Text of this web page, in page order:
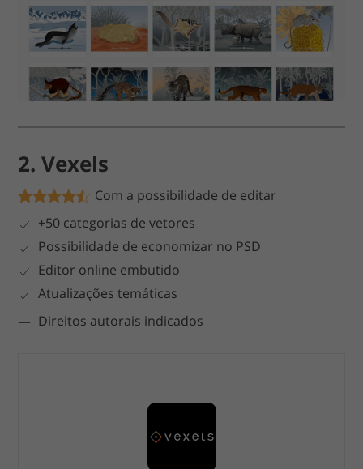
2. Vexels
Com a possibilidade de editar
+50 categorias de vetores
Possibilidade de economizar no PSD
Editor online embutido
Atualizações temáticas
Direitos autorais indicados